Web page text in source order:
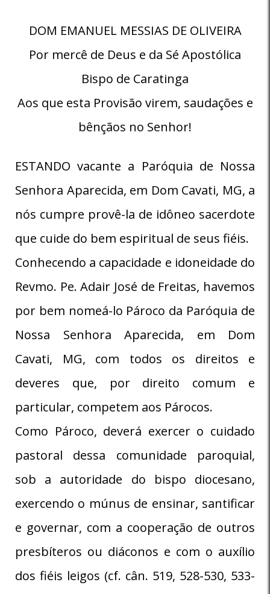
DOM EMANUEL MESSIAS DE OLIVEIRA
Por mercê de Deus e da Sé Apostólica
Bispo de Caratinga
Aos que esta Provisão virem, saudações e
bênçãos no Senhor!
ESTANDO vacante a Paróquia de Nossa
Senhora Aparecida, em Dom Cavati, MG, a
nós cumpre provê-la de idôneo sacerdote
que cuide do bem espiritual de seus fiéis.
Conhecendo a capacidade e idoneidade do
Revmo. Pe. Adair José de Freitas, havemos
por bem nomeá-lo Pároco da Paróquia de
Nossa Senhora Aparecida, em Dom
Cavati, MG, com todos os direitos e
deveres que, por direito comum e
particular, competem aos Párocos.
Como Pároco, deverá exercer o cuidado
pastoral dessa comunidade paroquial,
sob a autoridade do bispo diocesano,
exercendo o múnus de ensinar, santificar
e governar, com a cooperação de outros
presbíteros ou diáconos e com o auxílio
dos fiéis leigos (cf. cân. 519, 528-530, 533-